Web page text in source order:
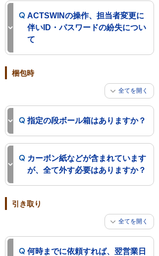
ACTSWINの操作、担当者変更に
伴いID・パスワードの紛失につい
て
梱包時
全てを開く
指定の段ボール箱はありますか？
カーボン紙などが含まれています
が、全て外す必要はありますか？
引き取り
全てを開く
何時までに依頼すれば、翌営業日